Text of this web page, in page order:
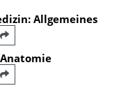
Allgemeines